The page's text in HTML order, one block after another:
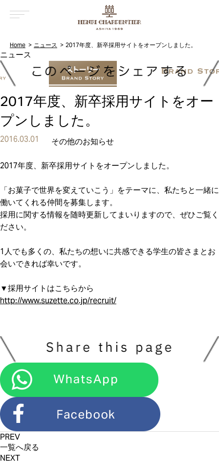
Home ニュース 2017年度、新卒採用サイトをオープンしました。
2017年度、新卒採用サイトをオー
プンしました。
2016.03.01 その他のお知らせ
2017年度、新卒採用サイトをオープンしました。
「お菓子で世界を変えていこう」をテーマに、私たちと一緒に
働いてくれる仲間を募集します。
採用に関する情報を随時更新してまいりますので、ぜひご覧く
ださい。
1人でも多くの、私たちの想いに共感できる学生の皆さまとお
会いできれば幸いです。
▼採用サイトはこちらから
http://www.suzette.co.jp/recruit/
PREV
一覧へ戻る
NEXT